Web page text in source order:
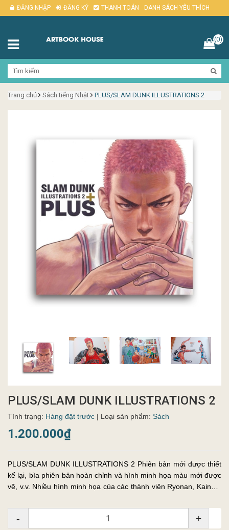
ĐĂNG NHẬP ĐĂNG KÝ THANH TOÁN DANH SÁCH YÊU THÍCH
(0)
Trang chủ Sách tiếng Nhật PLUS/SLAM DUNK ILLUSTRATIONS 2
PLUS/SLAM DUNK ILLUSTRATIONS 2
Tình trạng: Hàng đặt trước | Loại sản phẩm: Sách
1.200.000₫
PLUS/SLAM DUNK ILLUSTRATIONS 2 Phiên bản mới được thiết
kế lại, bìa phiên bản hoàn chỉnh và hình minh họa màu mới được
vẽ, v.v. Nhiều hình minh họa của các thành viên Ryonan, Kainan,
tác gi...
- +